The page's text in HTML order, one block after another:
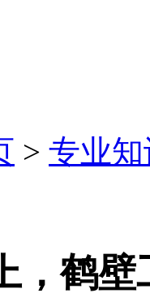
> 专业
，鹤